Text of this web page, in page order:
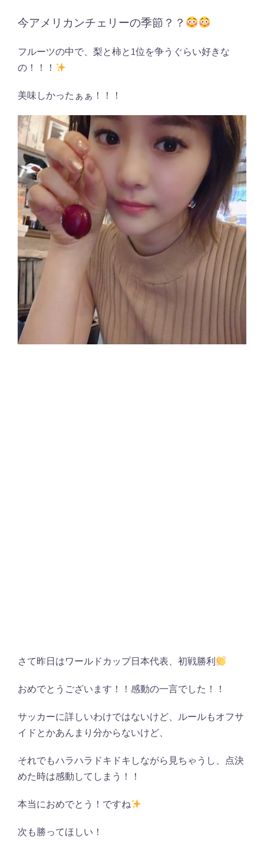
今アメリカンチェリーの季節？？
フルーツの中で、梨と柿と1位を争うぐらい好きな
の！！！
美味しかったぁぁ！！！
さて昨日はワールドカップ日本代表、初戦勝利
おめでとうございます！！感動の一言でした！！
サッカーに詳しいわけではないけど、ルールもオフサ
イドとかあんまり分からないけど、
それでもハラハラドキドキしながら見ちゃうし、点決
めた時は感動してしまう！！
本当におめでとう！ですね
次も勝ってほしい！